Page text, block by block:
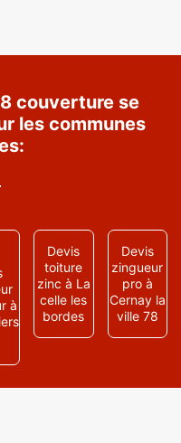
couverture se
les communes
à
Devis
toiture
zinc à La
celle les
bordes
Devis
zingueur
pro à
Cernay la
ville 78